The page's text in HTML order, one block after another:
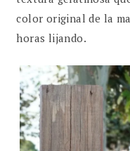
color original de la
horas lijando.